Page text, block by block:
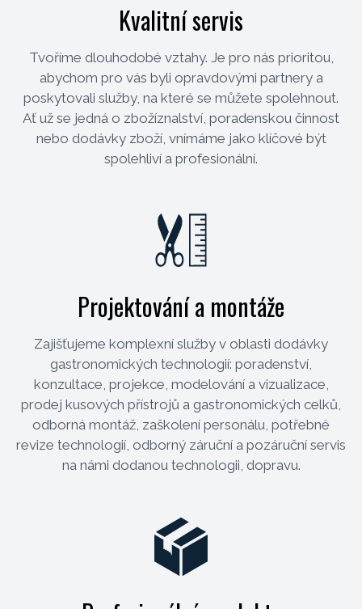
Kvalitní servis
Tvoříme dlouhodobé vztahy. Je pro nás prioritou,
abychom pro vás byli opravdovými partnery a
poskytovali služby, na které se můžete spolehnout.
Ať už se jedná o zbožíznalství, poradenskou činnost
nebo dodávky zboží, vnímáme jako klíčové být
spolehliví a profesionální.
Projektování a montáže
Zajišťujeme komplexní služby v oblasti dodávky
gastronomických technologií: poradenství,
konzultace, projekce, modelování a vizualizace,
prodej kusových přístrojů a gastronomických celků,
odborná montáž, zaškolení personálu, potřebné
revize technologií, odborný záruční a pozáruční servis
na námi dodanou technologii, dopravu.